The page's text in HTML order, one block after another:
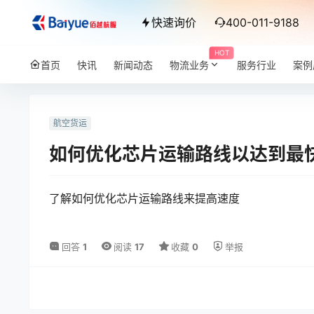
快速询价 400-011-9188
首页 快讯 新闻动态
HOT
物流业务 服务行业 案
航空货运
如何优化芯片运输路线以达到最
了解如何优化芯片运输路线来提高速度
回答 1 阅读 17 收藏 0 举报